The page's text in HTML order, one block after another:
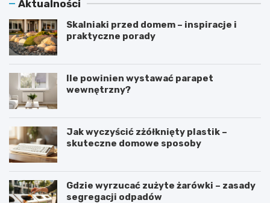
Aktualności
Skalniaki przed domem – inspiracje i
praktyczne porady
Ile powinien wystawać parapet
wewnętrzny?
Jak wyczyścić zżółknięty plastik –
skuteczne domowe sposoby
Gdzie wyrzucać zużyte żarówki – zasady
segregacji odpadów